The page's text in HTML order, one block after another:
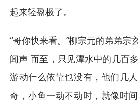
起来轻盈极了。
“哥你快来看。”柳宗元的弟弟宗
闻声 而至，只见潭水中的几百
游动什么依靠也没有，他们几
奇，小鱼一动不动时，就像时